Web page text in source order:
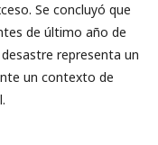
Se concluyó que
de último año de
representa un
un contexto de